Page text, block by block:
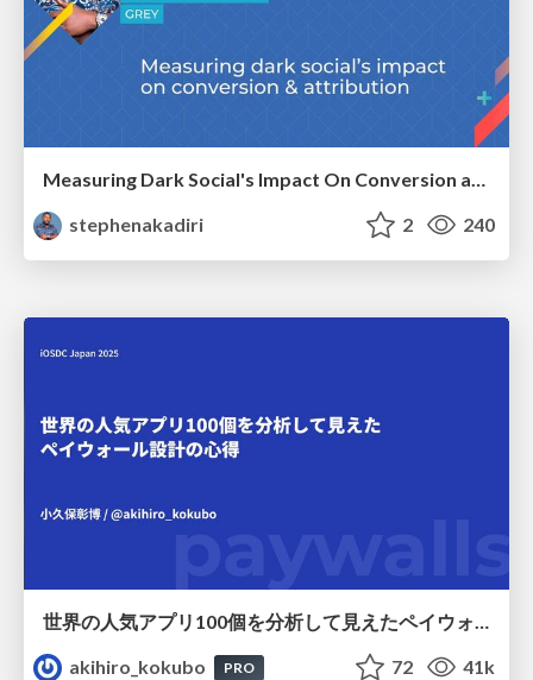
stephenakadiri
2 240
世界の人気アプリ100個を分析して見えたペイウォール設計の心得
akihiro_kokubo
PRO 72 41k